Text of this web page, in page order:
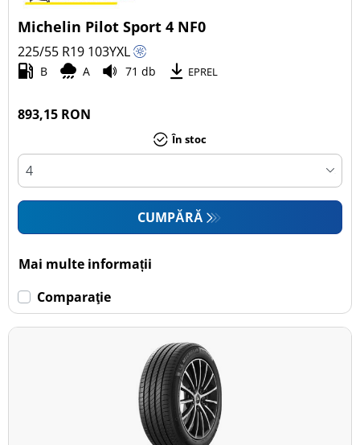
Michelin Pilot Sport 4 NF0
225/55 R19 103YXL
B A 71 db EPREL
893,15 RON
În stoc
CUMPĂRĂ
Mai multe informații
Comparaţie